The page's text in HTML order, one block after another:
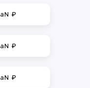
₽
₽
₽